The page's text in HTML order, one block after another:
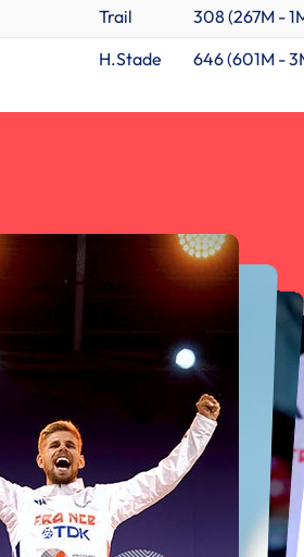
Trail 308 (267M -
H.Stade 646 (601M -